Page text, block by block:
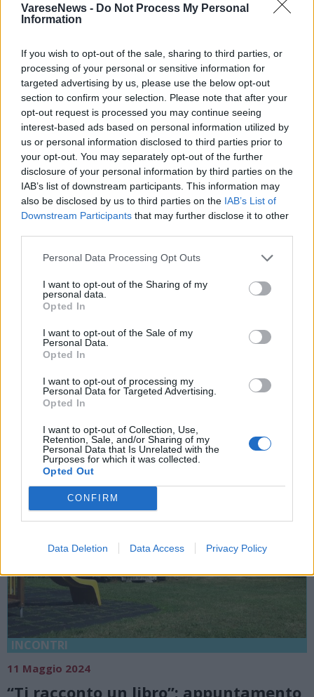
VareseNews - Do Not Process My Personal
Information
If you wish to opt-out of the sale, sharing to third parties, or
processing of your personal or sensitive information for
targeted advertising by us, please use the below opt-out
section to confirm your selection. Please note that after your
opt-out request is processed you may continue seeing
interest-based ads based on personal information utilized by
us or personal information disclosed to third parties prior to
your opt-out. You may separately opt-out of the further
disclosure of your personal information by third parties on the
IAB’s list of downstream participants. This information may
also be disclosed by us to third parties on the IAB’s List of
Downstream Participants that may further disclose it to other
Personal Data Processing Opt Outs
I want to opt-out of the Sharing of my
personal data.
Opted In
I want to opt-out of the Sale of my
Personal Data.
Opted In
I want to opt-out of processing my
Personal Data for Targeted Advertising.
Opted In
I want to opt-out of Collection, Use,
Retention, Sale, and/or Sharing of my
Personal Data that Is Unrelated with the
Purposes for which it was collected.
Opted Out
CONFIRM
Data Deletion Data Access Privacy Policy
Besozzo
SPETTACOLI
07 Aprile 2024
Besozzo, al “Duse” va in scena “Quasi
una serata”
Teatro Duse Di Besozzo
INCONTRI
11 Maggio 2024
“Ti racconto un libro”: appuntamento